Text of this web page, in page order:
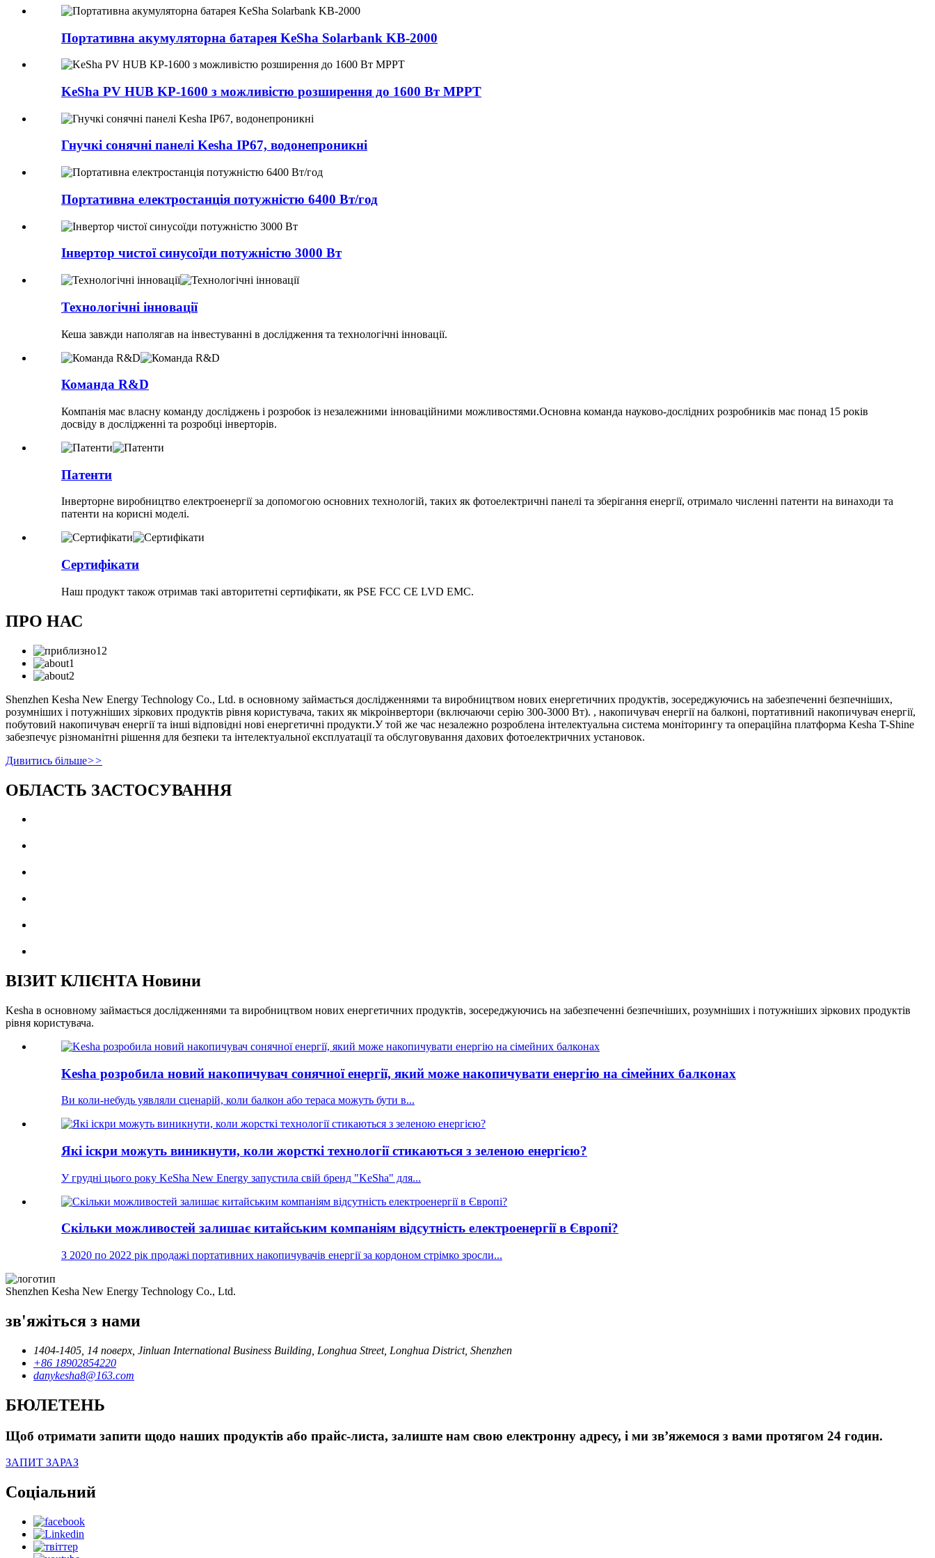
Портативна акумуляторна батарея KeSha Solarbank KB-2000
KeSha PV HUB KP-1600 з можливістю розширення до 1600 Вт MPPT
Гнучкі сонячні панелі Kesha IP67, водонепроникні
Портативна електростанція потужністю 6400 Вт/год
Інвертор чистої синусоїди потужністю 3000 Вт
Технологічні інновації
Кеша завжди наполягав на інвестуванні в дослідження та технологічні інновації.
Команда R&D
Компанія має власну команду досліджень і розробок із незалежними інноваційними можливостями.Основна команда науково-дослідних розробників має понад 15 років
досвіду в дослідженні та розробці інверторів.
Патенти
Інверторне виробництво електроенергії за допомогою основних технологій, таких як фотоелектричні панелі та зберігання енергії, отримало численні патенти на винаходи та
патенти на корисні моделі.
Сертифікати
Наш продукт також отримав такі авторитетні сертифікати, як PSE FCC CE LVD EMC.
ПРО НАС
Shenzhen Kesha New Energy Technology Co., Ltd. в основному займається дослідженнями та виробництвом нових енергетичних продуктів, зосереджуючись на забезпеченні безпечніших,
розумніших і потужніших зіркових продуктів рівня користувача, таких як мікроінвертори (включаючи серію 300-3000 Вт). , накопичувач енергії на балконі, портативний накопичувач енергії,
побутовий накопичувач енергії та інші відповідні нові енергетичні продукти.У той же час незалежно розроблена інтелектуальна система моніторингу та операційна платформа Kesha T-Shine
забезпечує різноманітні рішення для безпеки та інтелектуальної експлуатації та обслуговування дахових фотоелектричних установок.
Дивитись більше>>
ОБЛАСТЬ ЗАСТОСУВАННЯ
ВІЗИТ КЛІЄНТА Новини
Kesha в основному займається дослідженнями та виробництвом нових енергетичних продуктів, зосереджуючись на забезпеченні безпечніших, розумніших і потужніших зіркових продуктів
рівня користувача.
Kesha розробила новий накопичувач сонячної енергії, який може накопичувати енергію на сімейних балконах
Ви коли-небудь уявляли сценарій, коли балкон або тераса можуть бути в...
Які іскри можуть виникнути, коли жорсткі технології стикаються з зеленою енергією?
У грудні цього року KeSha New Energy запустила свій бренд "KeSha" для...
Скільки можливостей залишає китайським компаніям відсутність електроенергії в Європі?
З 2020 по 2022 рік продажі портативних накопичувачів енергії за кордоном стрімко зросли...
Shenzhen Kesha New Energy Technology Co., Ltd.
зв'яжіться з нами
1404-1405, 14 поверх, Jinluan International Business Building, Longhua Street, Longhua District, Shenzhen
+86 18902854220
danykesha8@163.com
БЮЛЕТЕНЬ
Щоб отримати запити щодо наших продуктів або прайс-листа, залиште нам свою електронну адресу, і ми зв’яжемося з вами протягом 24 годин.
ЗАПИТ ЗАРАЗ
Соціальний